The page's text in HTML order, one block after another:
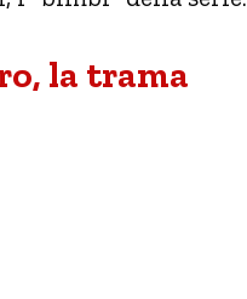
la trama